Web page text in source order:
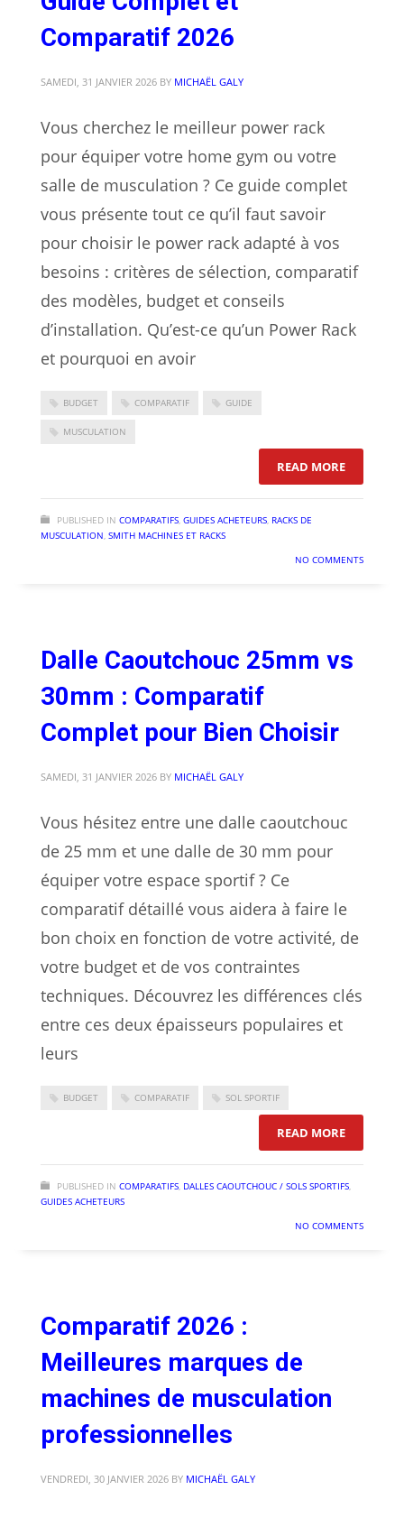
Comparatif 2026
SAMEDI, 31 JANVIER 2026 BY MICHAËL GALY
Vous cherchez le meilleur power rack
pour équiper votre home gym ou votre
salle de musculation ? Ce guide complet
vous présente tout ce qu’il faut savoir
pour choisir le power rack adapté à vos
besoins : critères de sélection, comparatif
des modèles, budget et conseils
d’installation. Qu’est-ce qu’un Power Rack
et pourquoi en avoir
BUDGET COMPARATIF GUIDE
MUSCULATION
READ MORE: POWER
PUBLISHED IN COMPARATIFS, GUIDES ACHETEURS, RACKS DE
MUSCULATION, SMITH MACHINES ET RACKS
NO COMMENTS
Dalle Caoutchouc 25mm vs
30mm : Comparatif
Complet pour Bien Choisir
SAMEDI, 31 JANVIER 2026 BY MICHAËL GALY
Vous hésitez entre une dalle caoutchouc
de 25 mm et une dalle de 30 mm pour
équiper votre espace sportif ? Ce
comparatif détaillé vous aidera à faire le
bon choix en fonction de votre activité, de
votre budget et de vos contraintes
techniques. Découvrez les différences clés
entre ces deux épaisseurs populaires et
leurs
BUDGET COMPARATIF SOL SPORTIF
READ MORE: DALLE
PUBLISHED IN COMPARATIFS, DALLES CAOUTCHOUC / SOLS SPORTIFS,
GUIDES ACHETEURS
NO COMMENTS
Comparatif 2026 :
Meilleures marques de
machines de musculation
professionnelles
VENDREDI, 30 JANVIER 2026 BY MICHAËL GALY